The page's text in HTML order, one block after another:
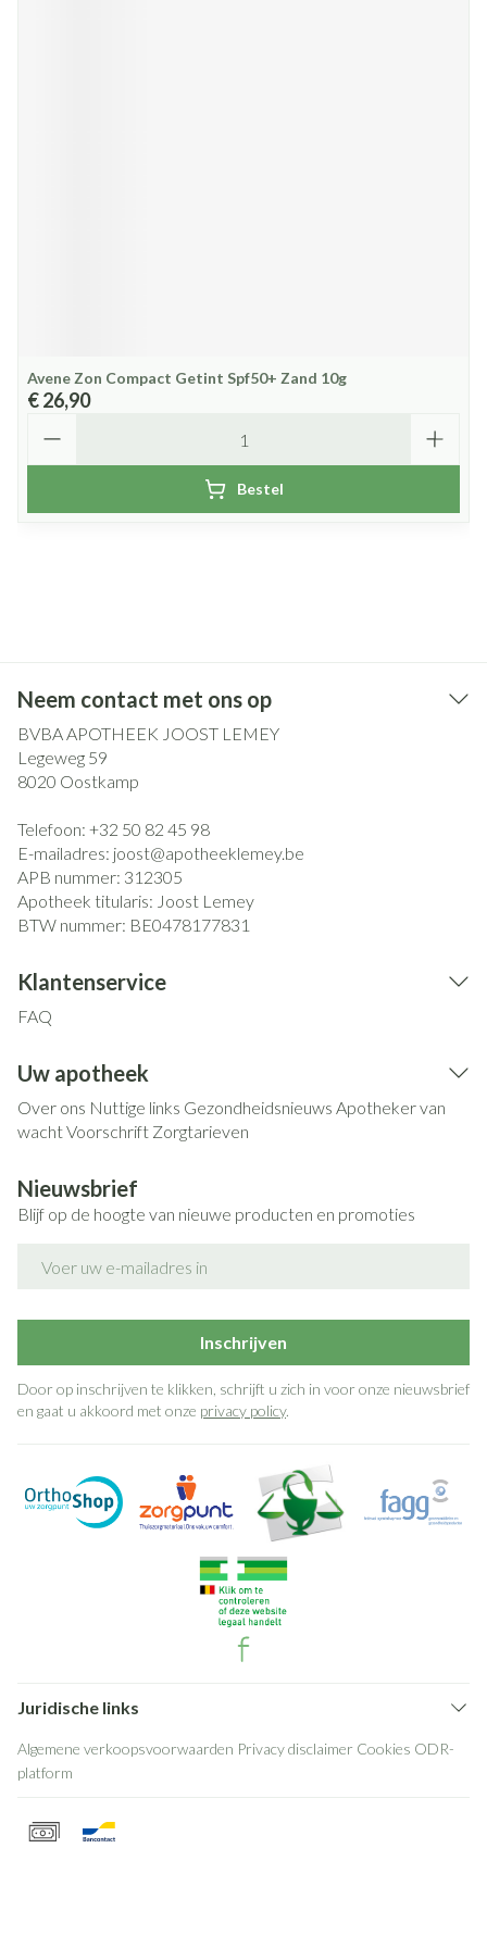
Avene Zon Compact Getint Spf50+ Zand 10g
€ 26,90
Bestel
Neem contact met ons op
BVBA APOTHEEK JOOST LEMEY
Legeweg 59
8020 Oostkamp
Telefoon: +32 50 82 45 98
E-mailadres: joost@apotheeklemey.be
APB nummer: 312305
Apotheek titularis: Joost Lemey
BTW nummer: BE0478177831
Klantenservice
FAQ
Uw apotheek
Over ons Nuttige links Gezondheidsnieuws Apotheker van
wachtVoorschrift Zorgtarieven
Nieuwsbrief
Blijf op de hoogte van nieuwe producten en promoties
Inschrijven
Door op inschrijven te klikken, schrijft u zich in voor onze nieuwsbrief
en gaat u akkoord met onze privacy policy.
Juridische links
Algemene verkoopsvoorwaarden Privacy disclaimer Cookies ODR-
platform